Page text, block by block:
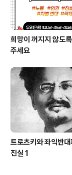
희망이 꺼지지 않도
주세요
트로츠키와 좌익반
진실 1